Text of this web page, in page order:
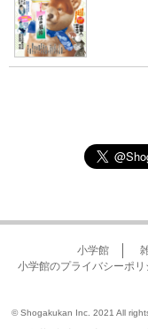
小学館
小学館のプライバシーポリ
© Shogakukan Inc. 2021 All